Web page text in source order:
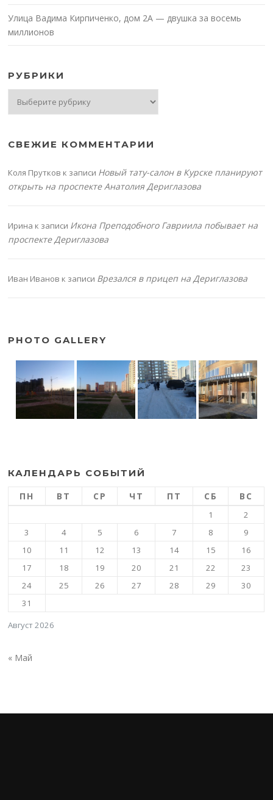
Улица Вадима Кирпиченко, дом 2А — двушка за восемь
миллионов
РУБРИКИ
СВЕЖИЕ КОММЕНТАРИИ
Коля Прутков к записи Новый тату-салон в Курске планируют
открыть на проспекте Анатолия Дериглазова
Ирина к записи Икона Преподобного Гавриила побывает на
проспекте Дериглазова
Иван Иванов к записи Врезался в прицеп на Дериглазова
PHOTO GALLERY
КАЛЕНДАРЬ СОБЫТИЙ
Август 2026
ПН ВТ СР ЧТ ПТ СБ ВС
1
2
3
4 5 6 7 8
9
10
11 12 13 14 15
16
17
18 19 20 21 22
23
24
25 26 27 28 29
30
31
« Май